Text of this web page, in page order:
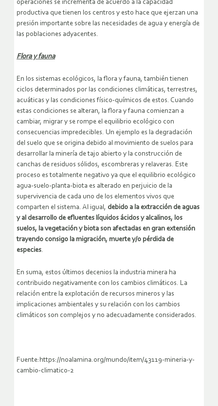
operaciones se incrementa de acuerdo a la capacidad
productiva que tienen los centros y esto hace que ejerzan una
presión importante sobre las necesidades de agua y energía de
las poblaciones adyacentes.
Flora y fauna
En los sistemas ecológicos, la flora y fauna, también tienen
ciclos determinados por las condiciones climáticas, terrestres,
acuáticas y las condiciones físico-químicos de estos. Cuando
estas condiciones se alteran, la flora y fauna comienzan a
cambiar, migrar y se rompe el equilibrio ecológico con
consecuencias impredecibles. Un ejemplo es la degradación
del suelo que se origina debido al movimiento de suelos para
desarrollar la minería de tajo abierto y la construcción de
canchas de residuos sólidos, escombreras y relaveras. Este
proceso es totalmente negativo ya que el equilibrio ecológico
agua-suelo-planta-biota es alterado en perjuicio de la
supervivencia de cada uno de los elementos vivos que
comparten el sistema. Al igual, debido a la extracción de aguas
y al desarrollo de efluentes líquidos ácidos y alcalinos, los
suelos, la vegetación y biota son afectadas en gran extensión
trayendo consigo la migración, muerte y/o pérdida de
especies.
En suma, estos últimos decenios la industria minera ha
contribuido negativamente con los cambios climáticos. La
relación entre la explotación de recursos mineros y las
implicaciones ambientales y su relación con los cambios
climáticos son complejos y no adecuadamente considerados.
Fuente:https://noalamina.org/mundo/item/43119-mineria-y-
cambio-climatico-2